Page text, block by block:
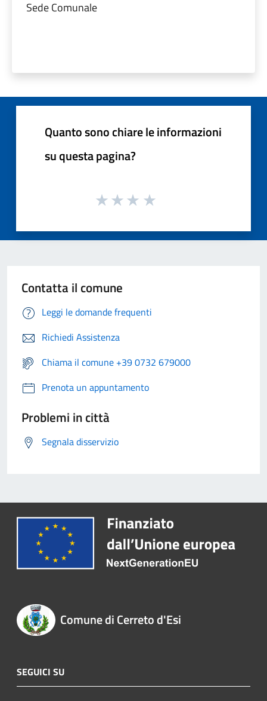
Sede Comunale
Quanto sono chiare le informazioni
su questa pagina?
Contatta il comune
Leggi le domande frequenti
Richiedi Assistenza
Chiama il comune +39 0732 679000
Prenota un appuntamento
Problemi in città
Segnala disservizio
Comune di Cerreto d'Esi
SEGUICI SU